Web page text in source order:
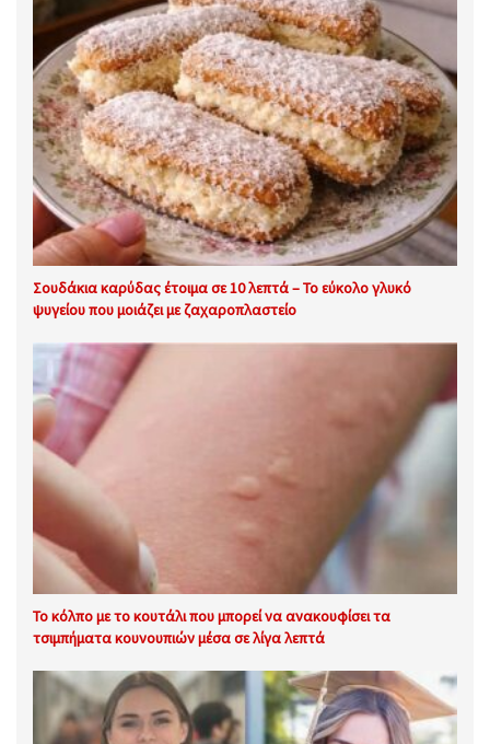
Σουδάκια καρύδας έτοιμα σε 10 λεπτά – Το εύκολο γλυκό
ψυγείου που μοιάζει με ζαχαροπλαστείο
Το κόλπο με το κουτάλι που μπορεί να ανακουφίσει τα
τσιμπήματα κουνουπιών μέσα σε λίγα λεπτά